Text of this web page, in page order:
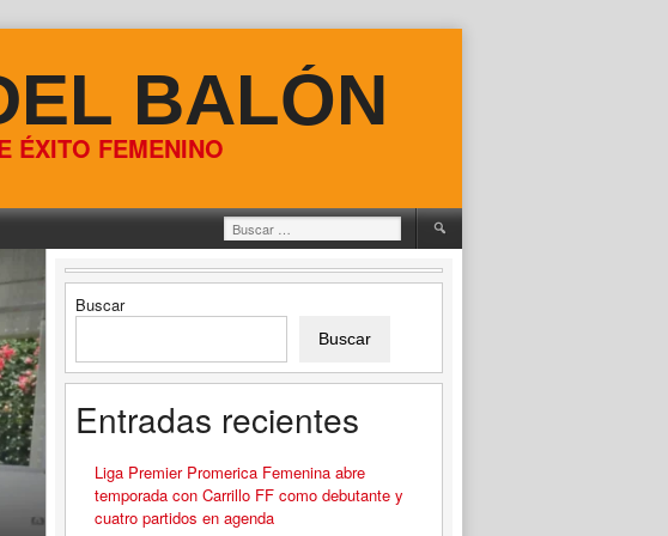
BALÓN
ÉXITO FEMENINO
Buscar:
Buscar
Buscar
Entradas recientes
Liga Premier Promerica Femenina abre
temporada con Carrillo FF como debutante y
cuatro partidos en agenda